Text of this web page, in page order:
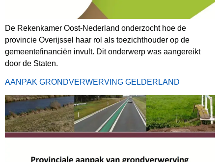
De Rekenkamer Oost-Nederland onderzocht hoe de
provincie Overijssel haar rol als toezichthouder op de
gemeentefinanciën invult. Dit onderwerp was aangereikt
door de Staten.
AANPAK GRONDVERWERVING GELDERLAND